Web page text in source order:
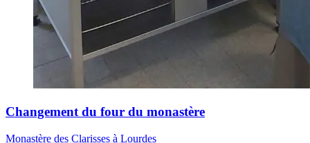
Changement du four du monastère
Monastère des Clarisses à Lourdes